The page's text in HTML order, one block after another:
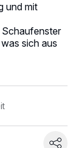
und mit
Schaufenster
sich aus